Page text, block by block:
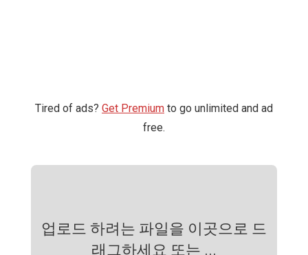
Tired of ads? Get Premium to go unlimited and ad
free.
업로드 하려는 파일을 이곳으로 드
래그하세요 또는 ...